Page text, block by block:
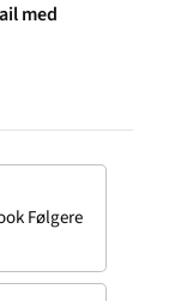
med
Følgere